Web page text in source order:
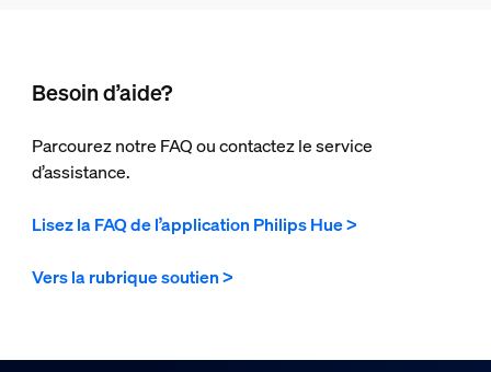
Besoin d’aide?
Parcourez notre FAQ ou contactez le service
d’assistance.
Lisez la FAQ de l’application Philips Hue >
Vers la rubrique soutien >